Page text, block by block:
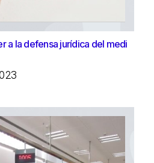
a la defensa jurídica del medi